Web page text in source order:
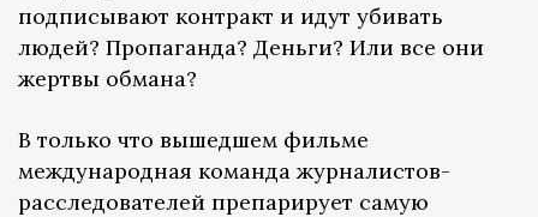
подписывают контракт и идут убивать
людей? Пропаганда? Деньги? Или все они
жертвы обмана?
В только что вышедшем фильме
международная команда журналистов-
расследователей препарирует самую